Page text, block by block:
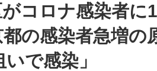
コロナ感染者に
の感染者急増の
で感染」